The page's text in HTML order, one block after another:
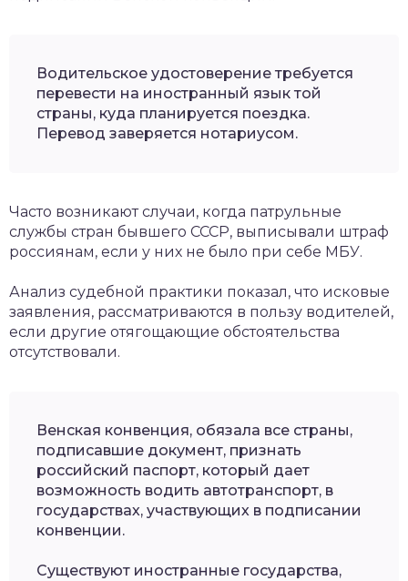
Водительское удостоверение требуется
перевести на иностранный язык той
страны, куда планируется поездка.
Перевод заверяется нотариусом.
Часто возникают случаи, когда патрульные
службы стран бывшего СССР, выписывали штраф
россиянам, если у них не было при себе МБУ.
Анализ судебной практики показал, что исковые
заявления, рассматриваются в пользу водителей,
если другие отягощающие обстоятельства
отсутствовали.
Венская конвенция, обязала все страны,
подписавшие документ, признать
российский паспорт, который дает
возможность водить автотранспорт, в
государствах, участвующих в подписании
конвенции.
Существуют иностранные государства,